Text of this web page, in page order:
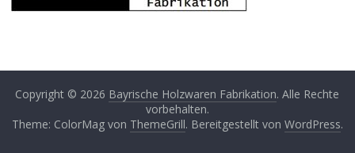
Copyright © 2026 Bayrische Holzwaren Fabrikation. Alle Rechte
vorbehalten.
Theme: ColorMag von ThemeGrill. Bereitgestellt von WordPress.